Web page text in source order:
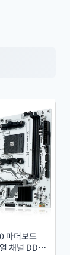
마더보드
채널 DDR4